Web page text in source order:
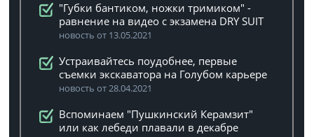
"Губки бантиком, ножки тримиком" -
равнение на видео с экзамена DRY SUIT
новость от 13.05.2021
Устраивайтесь поудобнее, первые
съемки экскаватора на Голубом карьере
новость от 28.04.2021
Вспоминаем "Пушкинский Керамзит"
или как лебеди плавали в декабре